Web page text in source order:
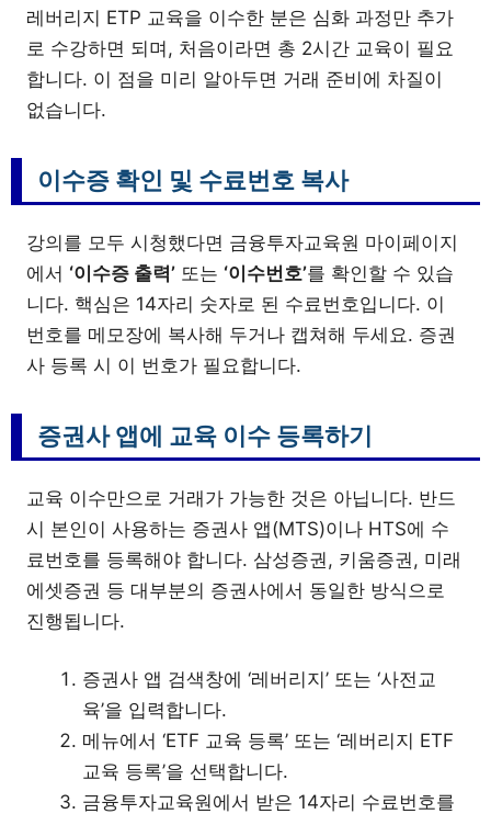
레버리지 ETP 교육을 이수한 분은 심화 과정만 추가
로 수강하면 되며, 처음이라면 총 2시간 교육이 필요
합니다. 이 점을 미리 알아두면 거래 준비에 차질이
없습니다.
이수증 확인 및 수료번호 복사
강의를 모두 시청했다면 금융투자교육원 마이페이지
에서 ‘이수증 출력’ 또는 ‘이수번호’를 확인할 수 있습
니다. 핵심은 14자리 숫자로 된 수료번호입니다. 이
번호를 메모장에 복사해 두거나 캡쳐해 두세요. 증권
사 등록 시 이 번호가 필요합니다.
증권사 앱에 교육 이수 등록하기
교육 이수만으로 거래가 가능한 것은 아닙니다. 반드
시 본인이 사용하는 증권사 앱(MTS)이나 HTS에 수
료번호를 등록해야 합니다. 삼성증권, 키움증권, 미래
에셋증권 등 대부분의 증권사에서 동일한 방식으로
진행됩니다.
증권사 앱 검색창에 ‘레버리지’ 또는 ‘사전교
육’을 입력합니다.
메뉴에서 ‘ETF 교육 등록’ 또는 ‘레버리지 ETF
교육 등록’을 선택합니다.
금융투자교육원에서 받은 14자리 수료번호를